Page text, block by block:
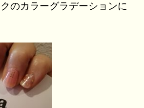
のカラーグラデーションに